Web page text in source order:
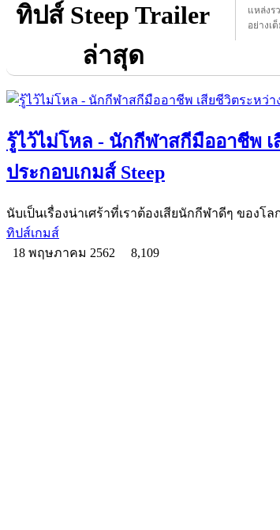
ทิปส์ Steep Trailer
ล่าสุด
แหล่งร
อย่างเ
รู้ไว้ไม่โหล - นักกีฬาสกีมืออาชีพ เ
ประกอบเกมส์ Steep
นับเป็นเรื่องน่าเศร้าที่เราต้องเสียนักกีฬาดีๆ ของ
ทิปส์เกมส์
18 พฤษภาคม 2562
8,109